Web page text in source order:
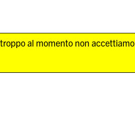
al momento non accettiamo